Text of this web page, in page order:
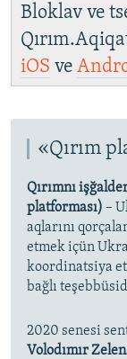
Bloklav ve
iOS ve
«Qırım
Qırımnı
platforması) –
aqlarını
etmek içün
koordinatsiya
bağlı
2020 senesi
Volodımır